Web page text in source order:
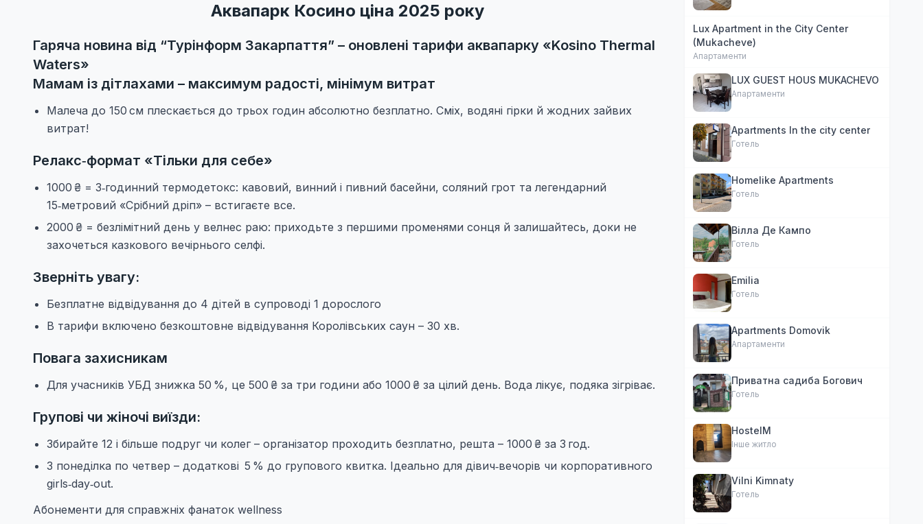
Аквапарк Косино ціна 2025 року
Гаряча новина від “Турінформ Закарпаття” – оновлені тарифи аквапарку «Kosino Thermal
Waters»
Мамам із дітлахами – максимум радості, мінімум витрат
Малеча до 150 см плескається до трьох годин абсолютно безплатно. Сміх, водяні гірки й жодних зайвих
витрат!
Релакс‑формат «Тільки для себе»
1000 ₴ = 3‑годинний термодетокс: кавовий, винний і пивний басейни, соляний грот та легендарний
15‑метровий «Срібний дріп» – встигаєте все.
2000 ₴ = безлімітний день у велнес раю: приходьте з першими променями сонця й залишайтесь, доки не
захочеться казкового вечірнього селфі.
Зверніть увагу:
Безплатне відвідування до 4 дітей в супроводі 1 дорослого
В тарифи включено безкоштовне відвідування Королівських саун – 30 хв.
Повага захисникам
Для учасників УБД знижка 50 %, це 500 ₴ за три години або 1000 ₴ за цілий день. Вода лікує, подяка зігріває.
Групові чи жіночі виїзди:
Збирайте 12 і більше подруг чи колег – організатор проходить безплатно, решта – 1000 ₴ за 3 год.
З понеділка по четвер – додаткові 5 % до групового квитка. Ідеально для дівич‑вечорів чи корпоративного
girls‑day‑out.
Абонементи для справжніх фанаток wellness
Lux Apartment in the City Center
(Mukacheve)
Апартаменти
LUX GUEST HOUS MUKACHEVO
Апартаменти
Apartments In the city center
Готель
Homelike Apartments
Готель
Вілла Де Кампо
Готель
Emilia
Готель
Apartments Domovik
Апартаменти
Приватна садиба Богович
Готель
HostelM
Інше житло
Vilni Kimnaty
Готель